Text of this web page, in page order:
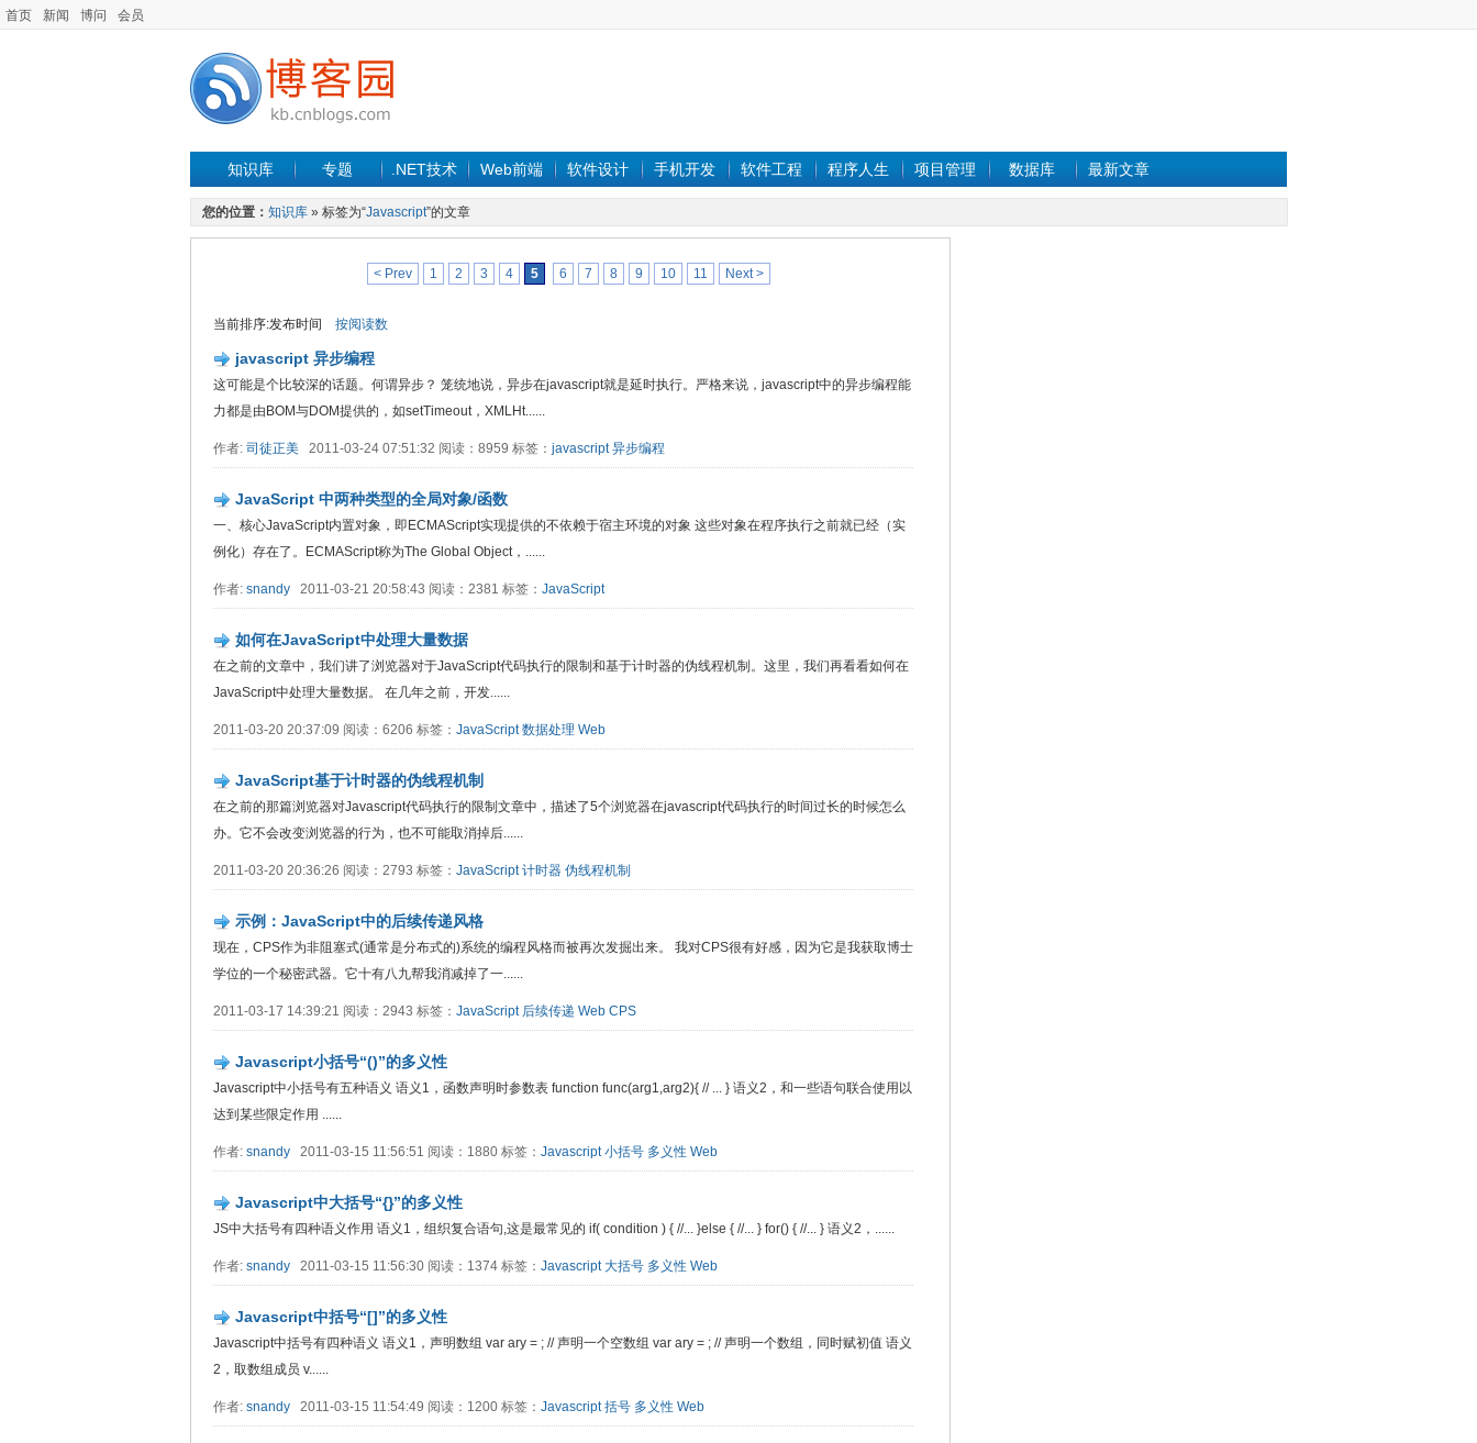
首页 新闻 博问 会员
知识库 专题 .NET技术 Web前端 软件设计 手机开发 软件工程 程序人生 项目管理 数据库 最新文章
您的位置： 知识库 » 标签为“Javascript”的文章
< Prev 1 2 3 4 5 6 7 8 9 10 11 Next >
当前排序:发布时间 按阅读数
javascript 异步编程
这可能是个比较深的话题。何谓异步？ 笼统地说，异步在javascript就是延时执行。严格来说，javascript中的异步编程能
力都是由BOM与DOM提供的，如setTimeout，XMLHt......
作者: 司徒正美 2011-03-24 07:51:32 阅读：8959 标签： javascript 异步编程
JavaScript 中两种类型的全局对象/函数
一、核心JavaScript内置对象，即ECMAScript实现提供的不依赖于宿主环境的对象 这些对象在程序执行之前就已经（实
例化）存在了。ECMAScript称为The Global Object，......
作者: snandy 2011-03-21 20:58:43 阅读：2381 标签： JavaScript
如何在JavaScript中处理大量数据
在之前的文章中，我们讲了浏览器对于JavaScript代码执行的限制和基于计时器的伪线程机制。这里，我们再看看如何在
JavaScript中处理大量数据。 在几年之前，开发......
2011-03-20 20:37:09 阅读：6206 标签： JavaScript 数据处理 Web
JavaScript基于计时器的伪线程机制
在之前的那篇浏览器对Javascript代码执行的限制文章中，描述了5个浏览器在javascript代码执行的时间过长的时候怎么
办。它不会改变浏览器的行为，也不可能取消掉后......
2011-03-20 20:36:26 阅读：2793 标签： JavaScript 计时器 伪线程机制
示例：JavaScript中的后续传递风格
现在，CPS作为非阻塞式(通常是分布式的)系统的编程风格而被再次发掘出来。 我对CPS很有好感，因为它是我获取博士
学位的一个秘密武器。它十有八九帮我消减掉了一......
2011-03-17 14:39:21 阅读：2943 标签： JavaScript 后续传递 Web CPS
Javascript小括号“()”的多义性
Javascript中小括号有五种语义 语义1，函数声明时参数表 function func(arg1,arg2){ // ... } 语义2，和一些语句联合使用以
达到某些限定作用 ......
作者: snandy 2011-03-15 11:56:51 阅读：1880 标签： Javascript 小括号 多义性 Web
Javascript中大括号“{}”的多义性
JS中大括号有四种语义作用 语义1，组织复合语句,这是最常见的 if( condition ) { //... }else { //... } for() { //... } 语义2，......
作者: snandy 2011-03-15 11:56:30 阅读：1374 标签： Javascript 大括号 多义性 Web
Javascript中括号“[]”的多义性
Javascript中括号有四种语义 语义1，声明数组 var ary = ; // 声明一个空数组 var ary = ; // 声明一个数组，同时赋初值 语义
2，取数组成员 v......
作者: snandy 2011-03-15 11:54:49 阅读：1200 标签： Javascript 括号 多义性 Web